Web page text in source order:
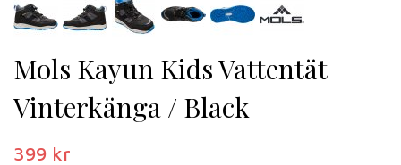
Mols Kayun Kids Vattentät
Vinterkänga / Black
399 kr